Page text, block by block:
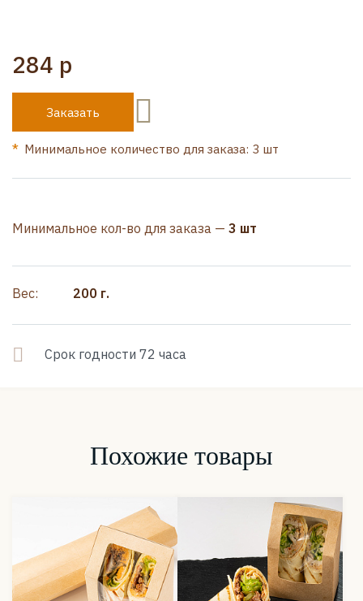
Минимальное кол-во для заказа — 3 шт
Вес: 200 г.
284 р
Заказать
Минимальное количество для заказа: 3 шт
Срок годности 72 часа
Похожие товары